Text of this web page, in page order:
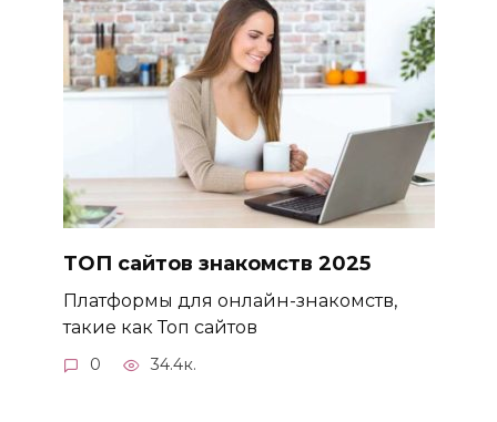
ТОП сайтов знакомств 2025
Платформы для онлайн-знакомств,
такие как Топ сайтов
0 34.4к.